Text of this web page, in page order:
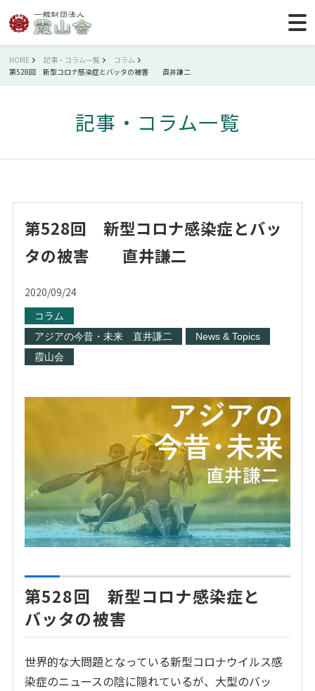
HOME 記事・コラム一覧
コラム
第528回 新型コロナ感染症とバッタの被害 直井謙二
記事・コラム一覧
第528回 新型コロナ感染症とバッ
タの被害 直井謙二
2020/09/24
コラム
アジアの今昔・未来 直井謙二
News & Topics
霞山会
第528回 新型コロナ感染症と
バッタの被害
世界的な大問題となっている新型コロナウイルス感
染症のニュースの陰に隠れているが、大型のバッ